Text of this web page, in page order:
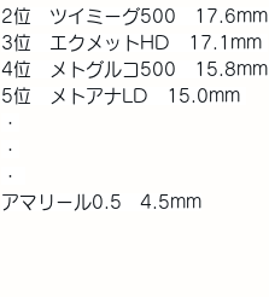
2位　ツイミーグ500　17.6mm
3位　エクメットHD　17.1mm
4位　メトグルコ500　15.8mm
5位　メトアナLD　15.0mm
・
・
・
アマリール0.5　4.5mm